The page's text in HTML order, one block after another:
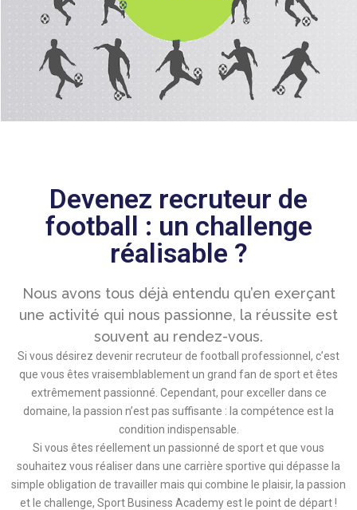
Devenez recruteur de
football : un challenge
réalisable ?
Nous avons tous déjà entendu qu’en exerçant
une activité qui nous passionne, la réussite est
souvent au rendez-vous.
Si vous désirez devenir recruteur de football professionnel, c’est
que vous êtes vraisemblablement un grand fan de sport et êtes
extrêmement passionné. Cependant, pour exceller dans ce
domaine, la passion n’est pas suffisante : la compétence est la
condition indispensable.
Si vous êtes réellement un passionné de sport et que vous
souhaitez vous réaliser dans une carrière sportive qui dépasse la
simple obligation de travailler mais qui combine le plaisir, la passion
et le challenge, Sport Business Academy est le point de départ !